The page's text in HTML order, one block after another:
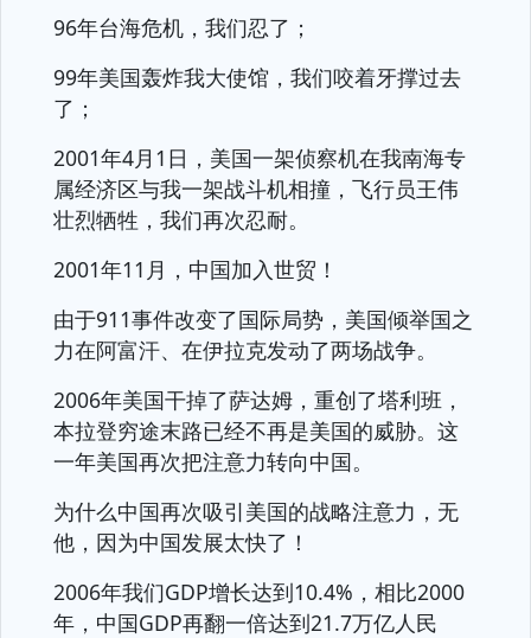
96年台海危机，我们忍了；
99年美国轰炸我大使馆，我们咬着牙撑过去
了；
2001年4月1日，美国一架侦察机在我南海专
属经济区与我一架战斗机相撞，飞行员王伟
壮烈牺牲，我们再次忍耐。
2001年11月，中国加入世贸！
由于911事件改变了国际局势，美国倾举国之
力在阿富汗、在伊拉克发动了两场战争。
2006年美国干掉了萨达姆，重创了塔利班，
本拉登穷途末路已经不再是美国的威胁。这
一年美国再次把注意力转向中国。
为什么中国再次吸引美国的战略注意力，无
他，因为中国发展太快了！
2006年我们GDP增长达到10.4%，相比2000
年，中国GDP再翻一倍达到21.7万亿人民